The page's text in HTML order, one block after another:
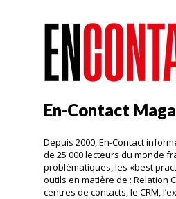
En-Contact
Depuis 2000, En-Contact
de 25 000 lecteurs du monde
problématiques, les «best
outils en matière de : Relation
centres de contacts, le CRM,